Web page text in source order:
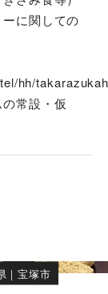
に関しての
hh/
の常設・仮
｜宝塚市